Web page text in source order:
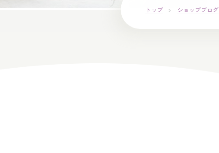
トップ ショップブログ